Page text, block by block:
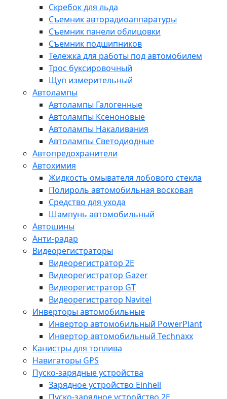
Скребок для льда
Съемник авторадиоаппаратуры
Съемник панели облицовки
Съемник подшипников
Тележка для работы под автомобилем
Трос буксировочный
Щуп измерительный
Автолампы
Автолампы Галогенные
Автолампы Ксеноновые
Автолампы Накаливания
Автолампы Светодиодные
Автопредохранители
Автохимия
Жидкость омывателя лобового стекла
Полироль автомобильная восковая
Средство для ухода
Шампунь автомобильный
Автошины
Анти-радар
Видеорегистраторы
Видеорегистратор 2E
Видеорегистратор Gazer
Видеорегистратор GT
Видеорегистратор Navitel
Инверторы автомобильные
Инвертор автомобильный PowerPlant
Инвертор автомобильный Technaxx
Канистры для топлива
Навигаторы GPS
Пуско-зарядные устройства
Зарядное устройство Einhell